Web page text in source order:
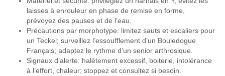
laisses à enrouleur en phase de remise en forme,
prévoyez des pauses et de l’eau.
Précautions par morphotype: limitez sauts et escaliers pour
un Teckel; surveillez l’essoufflement d’un Bouledogue
Français; adaptez le rythme d’un senior arthrosique.
Signaux d’alerte: halètement excessif, boiterie, intolérance
à l’effort, chaleur; stoppez et consultez si besoin.